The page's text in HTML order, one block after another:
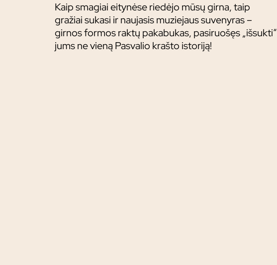
Kaip smagiai eitynėse riedėjo mūsų girna, taip
gražiai sukasi ir naujasis muziejaus suvenyras –
girnos formos raktų pakabukas, pasiruošęs „išsukti“
jums ne vieną Pasvalio krašto istoriją!